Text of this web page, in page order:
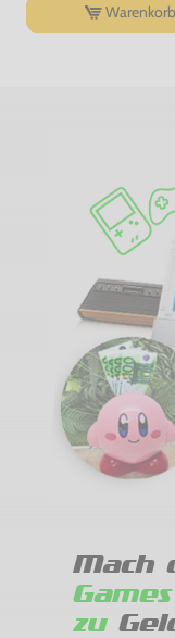
Warenkorb
Mach
zu